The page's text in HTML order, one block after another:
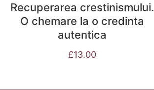
Recuperarea crestinismului.
O chemare la o credinta
autentica
£13.00